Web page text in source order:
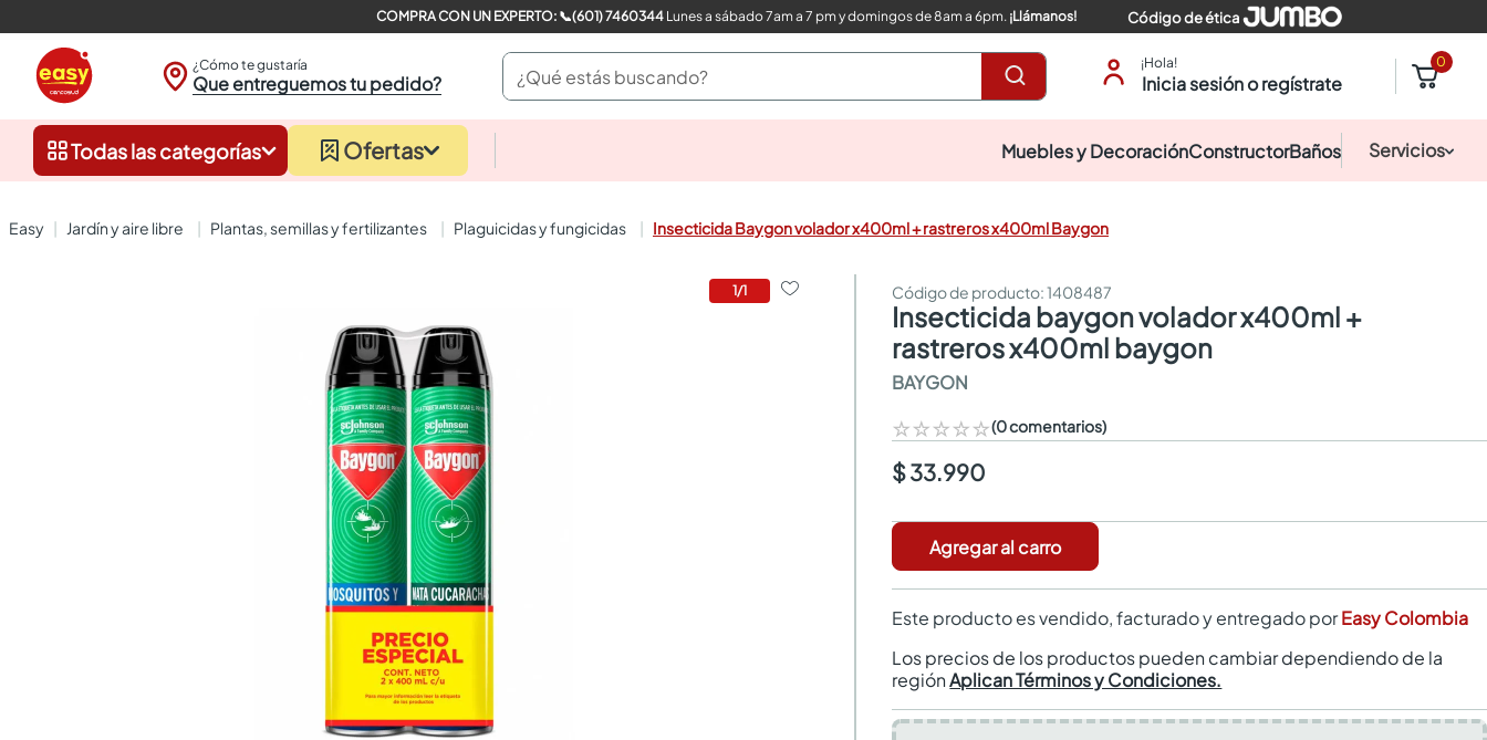
COMPRA CON UN EXPERTO: 📞(601) 7460344Lunes a sábado 7am a 7 pm y domingos de 8am a 6pm. ¡Llámanos! Código de ética
¿Cómo te gustaría
Que entreguemos tu pedido?
¿Qué estás buscando? ¡Hola!
Inicia sesión o regístrate
0
Todas las categorías Ofertas Muebles y DecoraciónConstructorBaños Servicios
jardín y aire libre plantas, semillas y fertilizantes plaguicidas y fungicidas Insecticida Baygon volador x400ml + rastreros x400ml Baygon
1/1 :1408487
insecticida baygon volador x400ml +
rastreros x400ml baygon
BAYGON
☆☆☆☆☆(0 comentarios)
$ 33.990
Agregar al carro
Este producto es vendido, facturado y entregado porEasy Colombia
Los precios de los productos pueden cambiar dependiendo de la
regiónAplican Términos y Condiciones.
closet
sanitarios